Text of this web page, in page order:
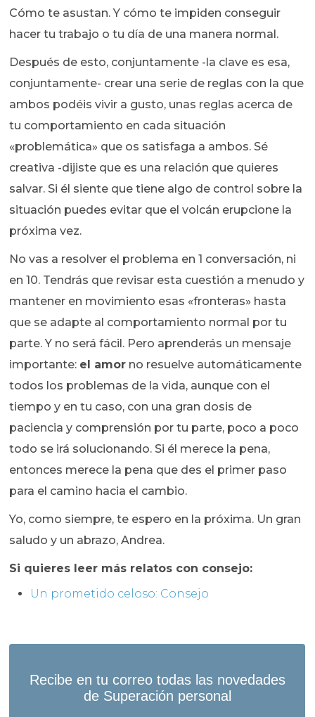
Cómo te asustan. Y cómo te impiden conseguir
hacer tu trabajo o tu día de una manera normal.
Después de esto, conjuntamente -la clave es esa,
conjuntamente- crear una serie de reglas con la que
ambos podéis vivir a gusto, unas reglas acerca de
tu comportamiento en cada situación
«problemática» que os satisfaga a ambos. Sé
creativa -dijiste que es una relación que quieres
salvar. Si él siente que tiene algo de control sobre la
situación puedes evitar que el volcán erupcione la
próxima vez.
No vas a resolver el problema en 1 conversación, ni
en 10. Tendrás que revisar esta cuestión a menudo y
mantener en movimiento esas «fronteras» hasta
que se adapte al comportamiento normal por tu
parte. Y no será fácil. Pero aprenderás un mensaje
importante: el amor no resuelve automáticamente
todos los problemas de la vida, aunque con el
tiempo y en tu caso, con una gran dosis de
paciencia y comprensión por tu parte, poco a poco
todo se irá solucionando. Si él merece la pena,
entonces merece la pena que des el primer paso
para el camino hacia el cambio.
Yo, como siempre, te espero en la próxima. Un gran
saludo y un abrazo, Andrea.
Si quieres leer más relatos con consejo:
Un prometido celoso: Consejo